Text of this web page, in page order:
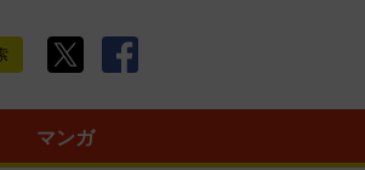
マンガ